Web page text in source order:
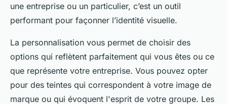
une entreprise ou un particulier, c’est un outil
performant pour façonner l’identité visuelle.
La personnalisation vous permet de choisir des
options qui reflètent parfaitement qui vous êtes ou ce
que représente votre entreprise. Vous pouvez opter
pour des teintes qui correspondent à votre image de
marque ou qui évoquent l'esprit de votre groupe. Les